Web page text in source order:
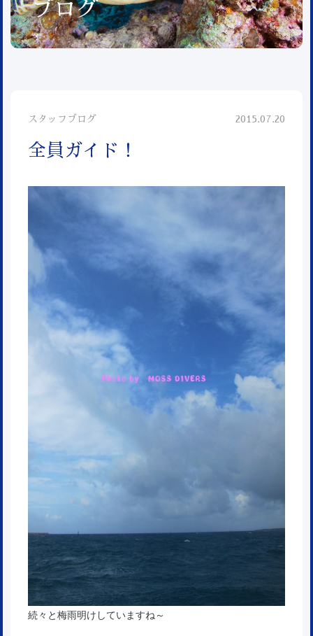
ブログ
スタッフブログ 2015.07.20
全員ガイド！
続々と梅雨明けしていますね～